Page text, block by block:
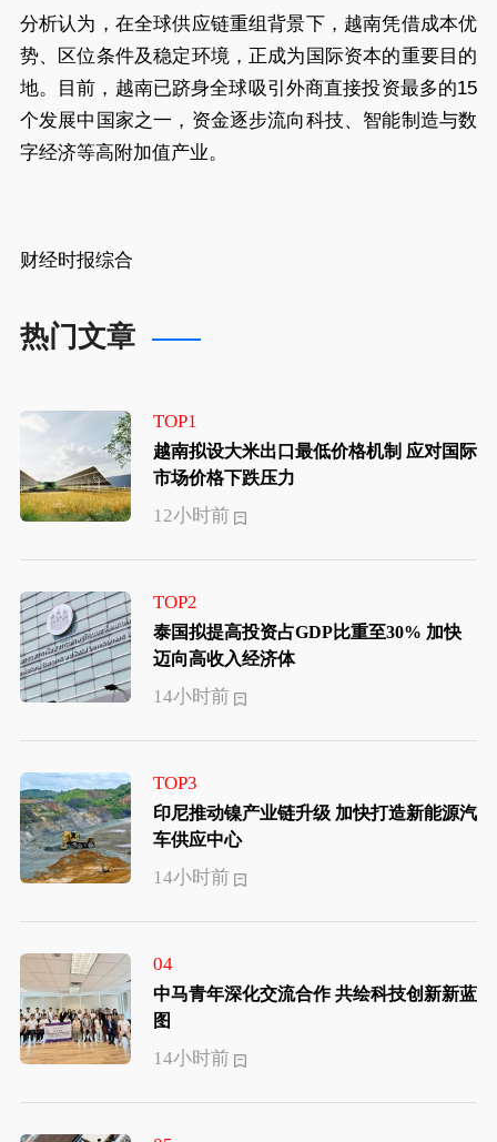
分析认为，在全球供应链重组背景下，越南凭借成本优
势、区位条件及稳定环境，正成为国际资本的重要目的
地。目前，越南已跻身全球吸引外商直接投资最多的15
个发展中国家之一，资金逐步流向科技、智能制造与数
字经济等高附加值产业。
财经时报综合
热门文章
TOP1
越南拟设大米出口最低价格机制 应对国际
市场价格下跌压力
12小时前
TOP2
泰国拟提高投资占GDP比重至30% 加快
迈向高收入经济体
14小时前
TOP3
印尼推动镍产业链升级 加快打造新能源汽
车供应中心
14小时前
04
中马青年深化交流合作 共绘科技创新新蓝
图
14小时前